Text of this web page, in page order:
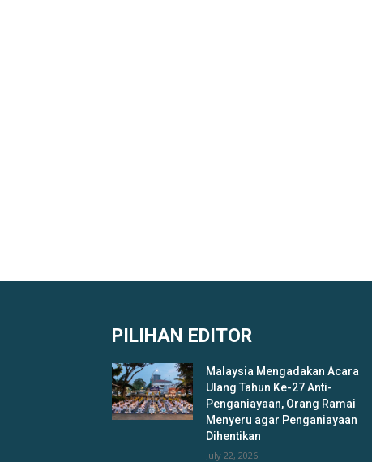
PILIHAN EDITOR
Malaysia Mengadakan Acara
Ulang Tahun Ke-27 Anti-
Penganiayaan, Orang Ramai
Menyeru agar Penganiayaan
Dihentikan
July 22, 2026